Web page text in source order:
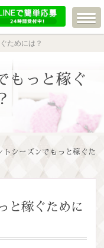
ためには？
もっと稼ぐ
トシーズンでもっと稼ぐた
と稼ぐために